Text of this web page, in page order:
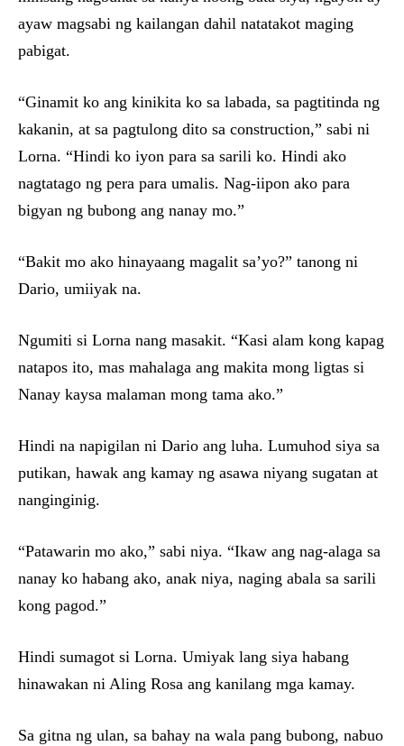
ayaw magsabi ng kailangan dahil natatakot maging
pabigat.
“Ginamit ko ang kinikita ko sa labada, sa pagtitinda ng
kakanin, at sa pagtulong dito sa construction,” sabi ni
Lorna. “Hindi ko iyon para sa sarili ko. Hindi ako
nagtatago ng pera para umalis. Nag-iipon ako para
bigyan ng bubong ang nanay mo.”
“Bakit mo ako hinayaang magalit sa’yo?” tanong ni
Dario, umiiyak na.
Ngumiti si Lorna nang masakit. “Kasi alam kong kapag
natapos ito, mas mahalaga ang makita mong ligtas si
Nanay kaysa malaman mong tama ako.”
Hindi na napigilan ni Dario ang luha. Lumuhod siya sa
putikan, hawak ang kamay ng asawa niyang sugatan at
nanginginig.
“Patawarin mo ako,” sabi niya. “Ikaw ang nag-alaga sa
nanay ko habang ako, anak niya, naging abala sa sarili
kong pagod.”
Hindi sumagot si Lorna. Umiyak lang siya habang
hinawakan ni Aling Rosa ang kanilang mga kamay.
Sa gitna ng ulan, sa bahay na wala pang bubong, nabuo